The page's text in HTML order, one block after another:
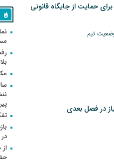
حمایت از جایگاه قانونی
تیم
در فصل بعدی